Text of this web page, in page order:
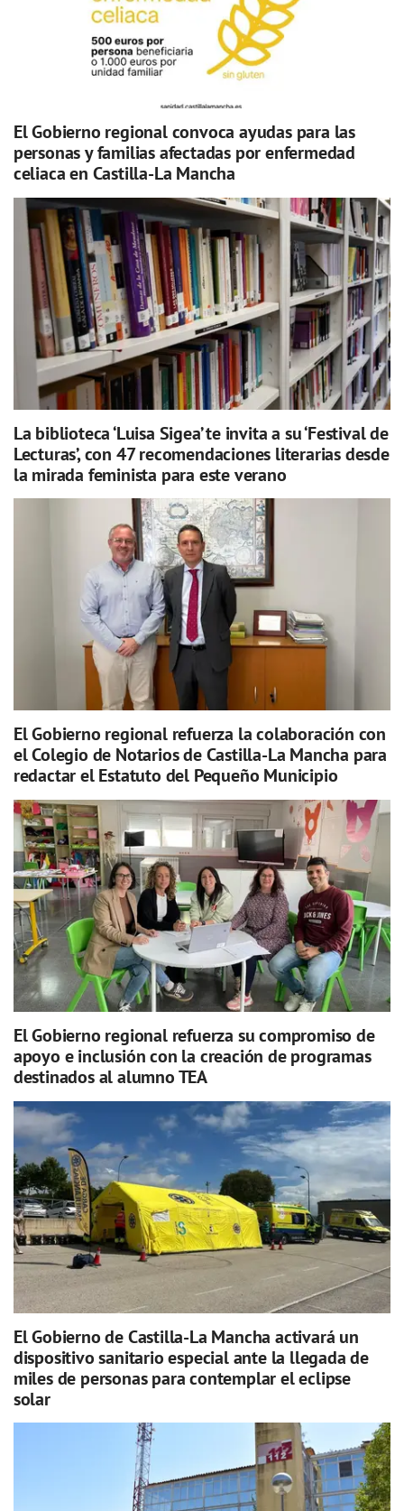
El Gobierno regional convoca ayudas para las
personas y familias afectadas por enfermedad
celiaca en Castilla-La Mancha
La biblioteca ‘Luisa Sigea’ te invita a su ‘Festival de
Lecturas’, con 47 recomendaciones literarias desde
la mirada feminista para este verano
El Gobierno regional refuerza la colaboración con
el Colegio de Notarios de Castilla-La Mancha para
redactar el Estatuto del Pequeño Municipio
El Gobierno regional refuerza su compromiso de
apoyo e inclusión con la creación de programas
destinados al alumno TEA
El Gobierno de Castilla-La Mancha activará un
dispositivo sanitario especial ante la llegada de
miles de personas para contemplar el eclipse
solar